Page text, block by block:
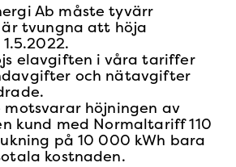
Ab måste tyvärr
tvungna att höja
elavgiften i våra tariffer
och nätavgifter
motsvarar höjningen av
kund med Normaltariff 110
på 10 000 kWh bara
kostnaden.